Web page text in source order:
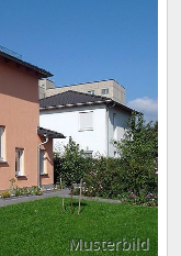
Musterbild